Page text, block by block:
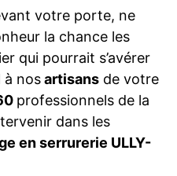
votre porte, ne
la chance les
qui pourrait s’avérer
à nosartisans de votre
professionnels de la
dans les
en serrurerie ULLY-